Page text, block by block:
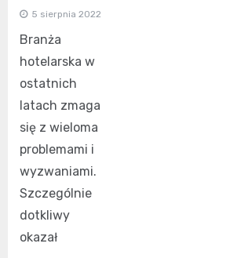
5 sierpnia 2022
Branża
hotelarska w
ostatnich
latach zmaga
się z wieloma
problemami i
wyzwaniami.
Szczególnie
dotkliwy
okazał